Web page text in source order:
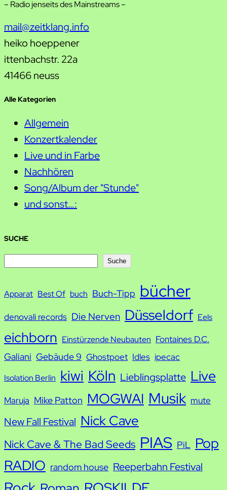
– Radio jenseits des Mainstreams –
mail@zeitklang.info
heiko hoeppener
ittenbachstr. 22a
41466 neuss
Alle Kategorien
Allgemein
Konzertkalender
Live und in Farbe
Nachhören
Song/Album der "Stunde"
und sonst…:
SUCHE
c
Suche
Apparat Best Of buch Buch-Tipp bücher
denovali records Die Nerven Düsseldorf Eels
eichborn Einstürzende Neubauten Fontaines D.C.
Galiani Gebäude 9 Ghostpoet Idles ipecac
Isolation Berlin kiwi Köln Lieblingsplatte Live
Maruja Mike Patton MOGWAI Musik mute
New Fall Festival Nick Cave
Nick Cave & The Bad Seeds PIAS PiL Pop
RADIO random house Reeperbahn Festival